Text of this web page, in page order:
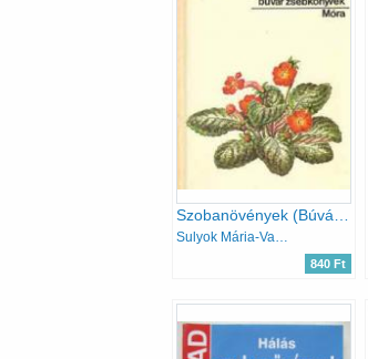
Szobanövények (Búvár zsebkönyvek)
Sulyok Mária-Varga Emma
840 Ft